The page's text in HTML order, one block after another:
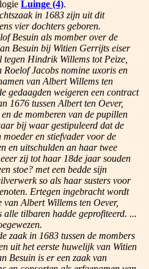
Luinge (4).
in 1683 zijn uit dit
vier dochters geboren.
Besuin als momber over de
Besuin bij Witien Gerrijts eiser
tegen Hindrik Willems tot Peize,
Roelof Jacobs nomine uxoris en
van Albert Willems ten
gedaagden weigeren een contract
1676 tussen Albert ten Oever,
de momberen van de pupillen
bij waar gestipuleerd dat de
en stiefvader voor de
en uitschulden an haar twee
zij tot haar 18de jaar souden
stoe? met een bedde sijn
so als haar susters voor
Ertegen ingebracht wordt
van Albert Willems ten Oever,
alle tilbaren hadde geprofiteerd. ...
zaak in 1683 tussen de mombers
uit het eerste huwelijk van Witien
Besuin is er een zaak van